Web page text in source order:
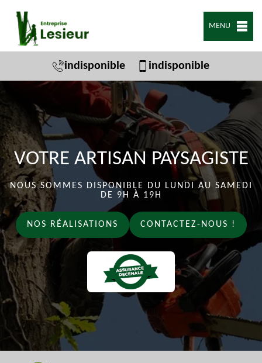
MENU
indisponible indisponible
VOTRE ARTISAN PAYSAGISTE
NOUS SOMMES DISPONIBLE DU LUNDI AU SAMEDI
DE 9H À 19H
NOS RÉALISATIONS CONTACTEZ-NOUS !